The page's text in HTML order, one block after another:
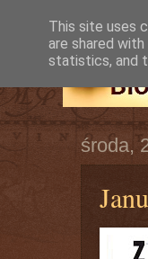
środa,
This site uses
are shared
statistics, and